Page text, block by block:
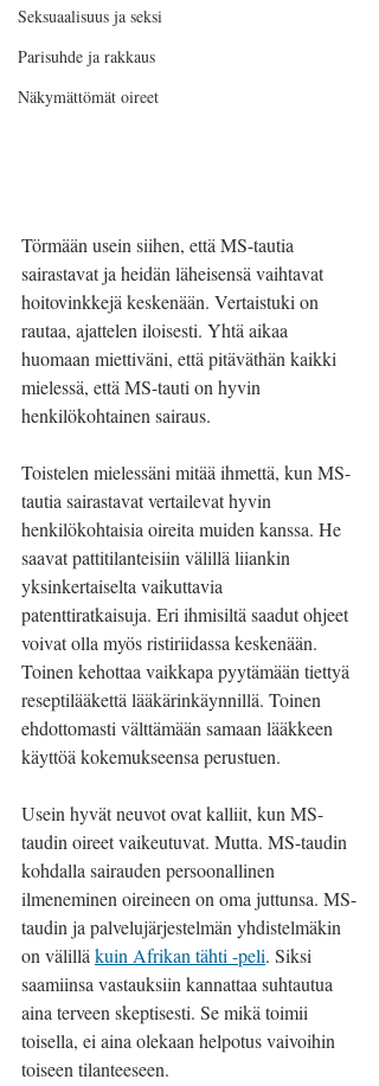
Seksuaalisuus ja seksi
Parisuhde ja rakkaus
Näkymättömät oireet
Törmään usein siihen, että MS-tautia
sairastavat ja heidän läheisensä vaihtavat
hoitovinkkejä keskenään. Vertaistuki on
rautaa, ajattelen iloisesti. Yhtä aikaa
huomaan miettiväni, että pitäväthän kaikki
mielessä, että MS-tauti on hyvin
henkilökohtainen sairaus.
Toistelen mielessäni mitää ihmettä, kun MS-
tautia sairastavat vertailevat hyvin
henkilökohtaisia oireita muiden kanssa. He
saavat pattitilanteisiin välillä liiankin
yksinkertaiselta vaikuttavia
patenttiratkaisuja. Eri ihmisiltä saadut ohjeet
voivat olla myös ristiriidassa keskenään.
Toinen kehottaa vaikkapa pyytämään tiettyä
reseptilääkettä lääkärinkäynnillä. Toinen
ehdottomasti välttämään samaan lääkkeen
käyttöä kokemukseensa perustuen.
Usein hyvät neuvot ovat kalliit, kun MS-
taudin oireet vaikeutuvat. Mutta. MS-taudin
kohdalla sairauden persoonallinen
ilmeneminen oireineen on oma juttunsa. MS-
taudin ja palvelujärjestelmän yhdistelmäkin
on välillä kuin Afrikan tähti -peli. Siksi
saamiinsa vastauksiin kannattaa suhtautua
aina terveen skeptisesti. Se mikä toimii
toisella, ei aina olekaan helpotus vaivoihin
toiseen tilanteeseen.